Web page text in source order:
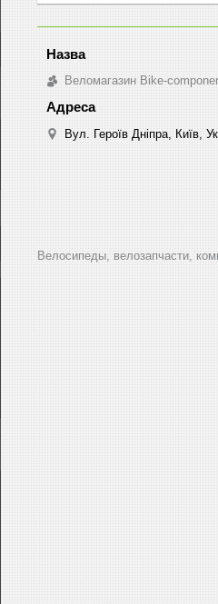
Веломагазин Bike-
Вул. Героїв Дніпра, Київ,
Велосипеды, велозапчасти,